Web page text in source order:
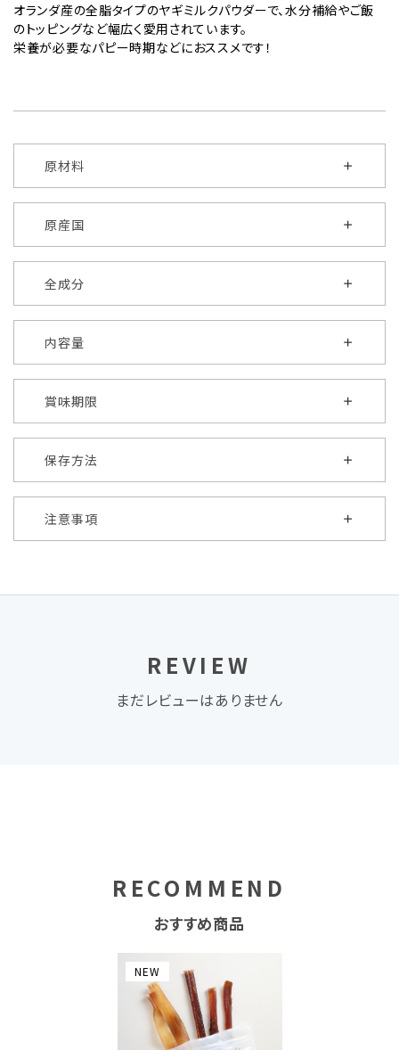
オランダ産の全脂タイプのヤギミルクパウダーで、水分補給やご飯
のトッピングなど幅広く愛用されています。
栄養が必要なパピー時期などにおススメです！
原材料
原産国
全成分
内容量
賞味期限
保存方法
注意事項
REVIEW
まだレビューはありません
RECOMMEND
おすすめ商品
NEW